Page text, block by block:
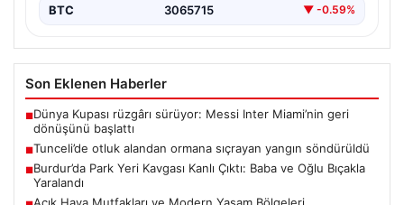
BTC 3065715 ▼ -0.59%
Son Eklenen Haberler
■Dünya Kupası rüzgârı sürüyor: Messi Inter Miami’nin geri
dönüşünü başlattı
■Tunceli’de otluk alandan ormana sıçrayan yangın söndürüldü
■Burdur’da Park Yeri Kavgası Kanlı Çıktı: Baba ve Oğlu Bıçakla
Yaralandı